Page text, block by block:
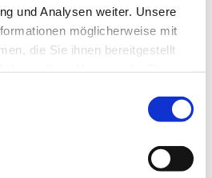
und Analysen weiter. Unsere
möglicherweise mit
die Sie ihnen bereitgestellt